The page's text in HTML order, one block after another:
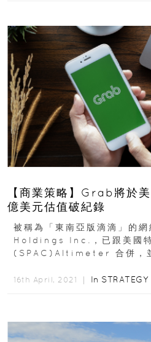
【商業策略】Grab將於
億美元估值破紀錄
被稱為「東南亞版滴滴」的
Holdings Inc.，已跟美國特
(SPAC)Altimeter 合併，
16th April, 2021 ｜ In STRATEGY